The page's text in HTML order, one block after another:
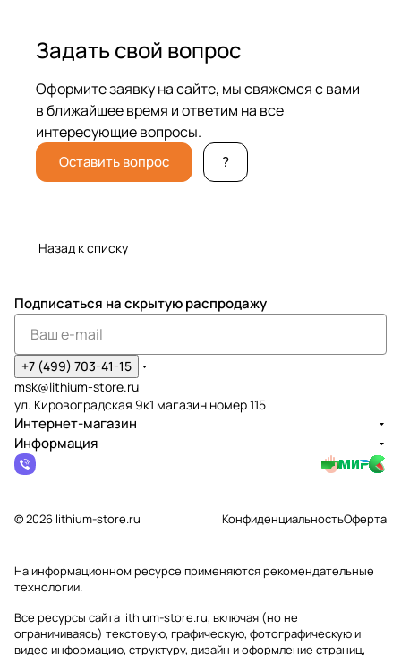
Задать свой вопрос
Оформите заявку на сайте, мы свяжемся с вами
в ближайшее время и ответим на все
интересующие вопросы.
Оставить вопрос ?
Назад к списку
Подписаться на скрытую распродажу
+7 (499) 703-41-15
msk@lithium-store.ru
ул. Кировоградская 9к1 магазин номер 115
Интернет-магазин
Информация
© 2026 lithium-store.ru КонфиденциальностьОферта
На информационном ресурсе применяютсярекомендательные
технологии.
Все ресурсы сайта lithium-store.ru, включая (но не
ограничиваясь) текстовую, графическую, фотографическую и
видео информацию, структуру, дизайн и оформление страниц,